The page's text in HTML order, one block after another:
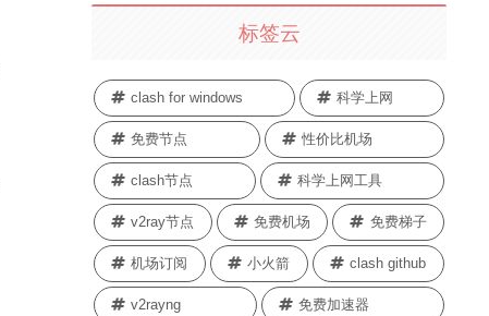
标签云
clash for windows 科学上网
免费节点 性价比机场
clash节点 科学上网工具
v2ray节点 免费机场 免费梯子
机场订阅 小火箭 clash github
v2rayng 免费加速器